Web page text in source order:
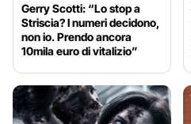
Gerry Scotti: “Lo stop a
Striscia? I numeri decidono,
non io. Prendo ancora
10mila euro di vitalizio”